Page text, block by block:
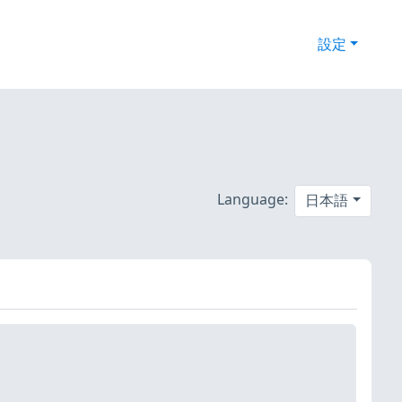
設定
Language: 日本語